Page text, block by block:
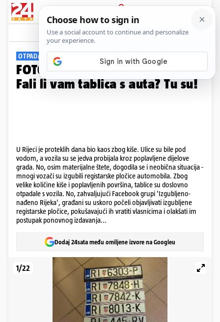
PRIJAVA
Galerija Komentari
OTPADALE S AUTA
FOTO Nakon potopa u Rijeci:
Fali li vam tablica s auta? Tu su!
U Rijeci je proteklih dana bio kaos zbog kiše. Ulice su bile pod
vodom, a vozila su se jedva probijala kroz poplavljene dijelove
grada. No, osim materijalne štete, dogodila se i neobična situacija -
mnogi vozači su izgubili registarske pločice automobila. Zbog
velike količine kiše i poplavljenih površina, tablice su doslovno
otpadale s vozila. No, zahvaljujući Facebook grupi 'Izgubljeno-
nađeno Rijeka', građani su uskoro počeli objavljivati izgubljene
registarske pločice, pokušavajući ih vratiti vlasnicima i olakšati im
postupak ponovnog izdavanja...
Dodaj 24sata među omiljene izvore na Googleu
1/22